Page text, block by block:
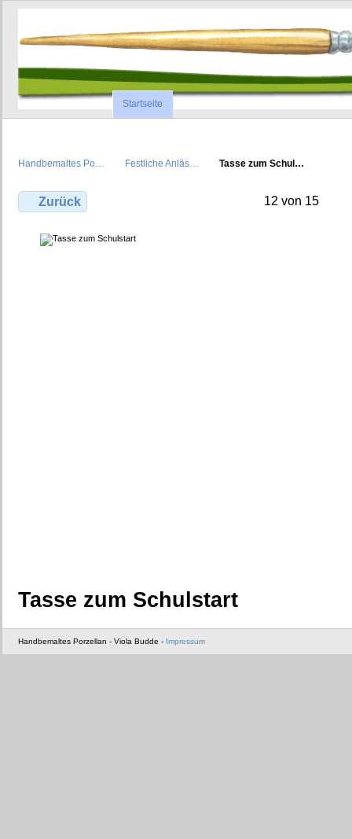
Startseite
Handbemaltes Po… Festliche Anläs… Tasse zum Schul…
Zurück 12 von 15
Tasse zum Schulstart
Handbemaltes Porzellan - Viola Budde - Impressum